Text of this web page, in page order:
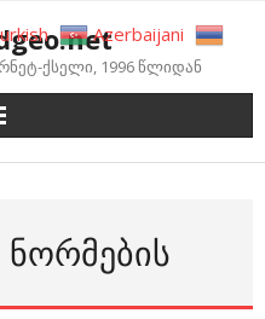
ქსელი, 1996 წლიდან
ᲜᲝᲠᲛᲔᲑᲘᲡ
Azerbaijani